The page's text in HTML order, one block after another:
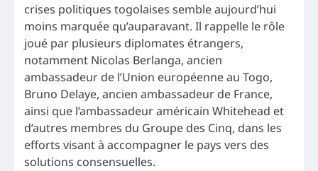
crises politiques togolaises semble aujourd’hui
moins marquée qu’auparavant. Il rappelle le rôle
joué par plusieurs diplomates étrangers,
notamment Nicolas Berlanga, ancien
ambassadeur de l’Union européenne au Togo,
Bruno Delaye, ancien ambassadeur de France,
ainsi que l’ambassadeur américain Whitehead et
d’autres membres du Groupe des Cinq, dans les
efforts visant à accompagner le pays vers des
solutions consensuelles.